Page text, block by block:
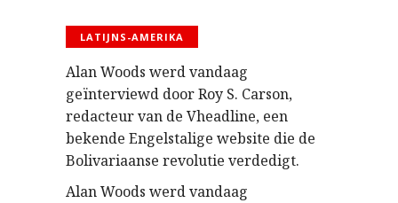
LATIJNS-AMERIKA
Alan Woods werd vandaag
geïnterviewd door Roy S. Carson,
redacteur van de Vheadline, een
bekende Engelstalige website die de
Bolivariaanse revolutie verdedigt.
Alan Woods werd vandaag